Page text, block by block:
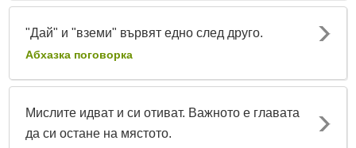
"Дай" и "вземи" вървят едно след друго.
Абхазка поговорка
Мислите идват и си отиват. Важното е главата
да си остане на мястото.